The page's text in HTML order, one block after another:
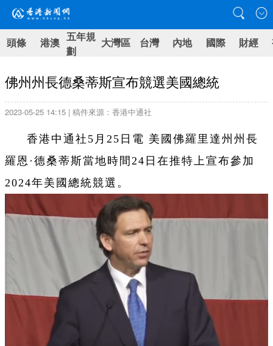
頭條 港澳 五年規
劃
大灣區 台灣 內地 國際 財經
佛州州長德桑蒂斯宣布競選美國總統
2023-05-25 14:15 | 稿件來源：香港中通社
香港中通社5月25日電 美國佛羅里達州州長
羅恩·德桑蒂斯當地時間24日在推特上宣布參加
2024年美國總統競選。